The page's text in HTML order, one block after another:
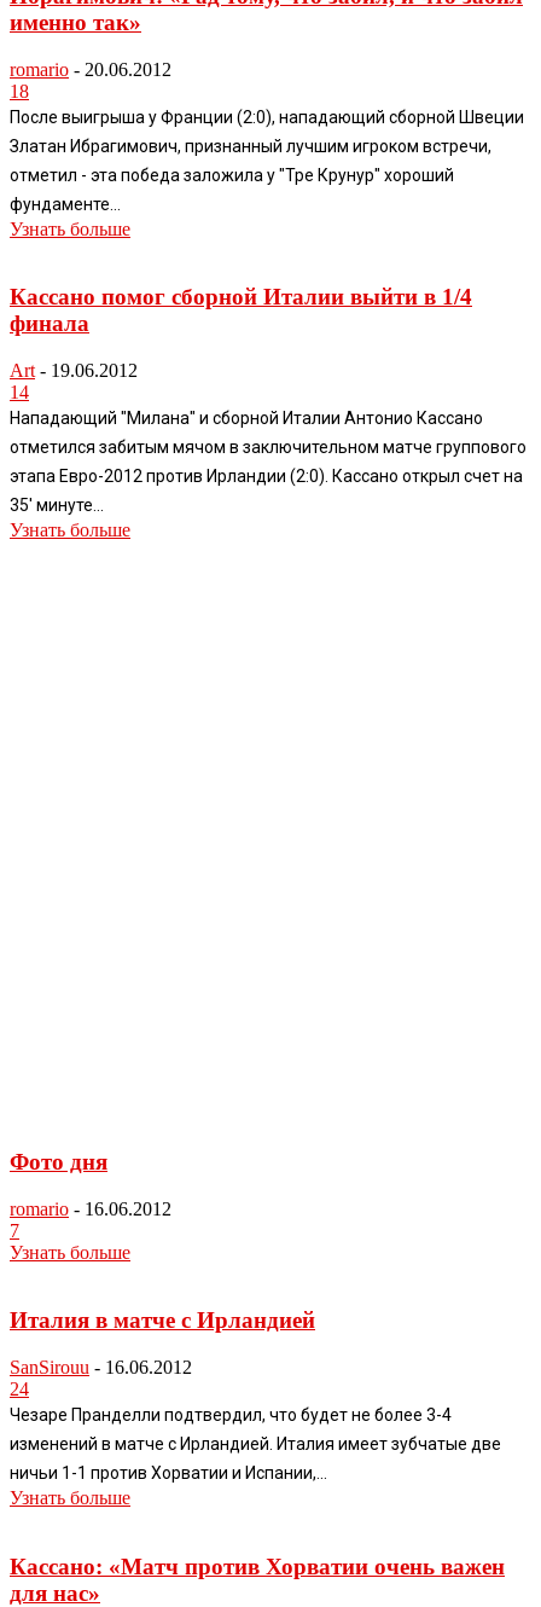
именно так»
romario - 20.06.2012
18
После выигрыша у Франции (2:0), нападающий сборной Швеции
Златан Ибрагимович, признанный лучшим игроком встречи,
отметил - эта победа заложила у "Тре Крунур" хороший
фундаменте...
Узнать больше
Кассано помог сборной Италии выйти в 1/4
финала
Art - 19.06.2012
14
Нападающий "Милана" и сборной Италии Антонио Кассано
отметился забитым мячом в заключительном матче группового
этапа Евро-2012 против Ирландии (2:0). Кассано открыл счет на
35' минуте...
Узнать больше
Фото дня
romario - 16.06.2012
7
Узнать больше
Италия в матче с Ирландией
SanSirouu - 16.06.2012
24
Чезаре Пранделли подтвердил, что будет не более 3-4
изменений в матче с Ирландией. Италия имеет зубчатые две
ничьи 1-1 против Хорватии и Испании,...
Узнать больше
Кассано: «Матч против Хорватии очень важен
для нас»